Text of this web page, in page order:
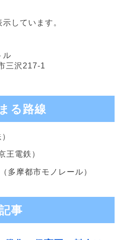
しています。
ル
三沢217-1
る路線
王電鉄）
（多摩都市モノレール）
事